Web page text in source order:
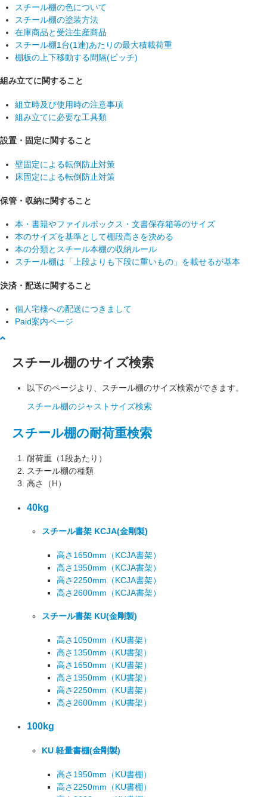
スチール棚の色について
スチール棚の塗装方法
在庫商品と受注生産商品
スチール棚1台(1連)あたりの最大積載荷重
棚板の上下移動する間隔(ピッチ)
組み立てに関すること
組立時及び使用時の注意事項
組み立てに必要な工具類
設置・固定に関すること
壁固定による転倒防止対策
床固定による転倒防止対策
保管・収納に関すること
本・書籍やファイルボックス・文書保存箱等のサイズ
本のサイズを基準として棚段高さを決める
本の分類とスチール本棚の収納ルール
スチール棚は「上段よりも下段に重いもの」を載せるが基本
決済・配送に関すること
個人宅様への配送につきまして
Paid案内ページ
スチール棚のサイズ検索
以下のページより、スチール棚のサイズ検索ができます。
スチール棚のジャストサイズ検索
スチール棚の耐荷重検索
耐荷重（1段あたり）
スチール棚の種類
高さ（H）
40kg
スチール書架 KCJA(金剛製)
高さ1650mm （KCJA書架）
高さ1950mm （KCJA書架）
高さ2250mm （KCJA書架）
高さ2600mm （KCJA書架）
スチール書架 KU(金剛製)
高さ1050mm （KU書架）
高さ1350mm （KU書架）
高さ1650mm （KU書架）
高さ1950mm （KU書架）
高さ2250mm （KU書架）
高さ2600mm （KU書架）
100kg
KU 軽量書棚(金剛製)
高さ1950mm （KU書棚）
高さ2250mm （KU書棚）